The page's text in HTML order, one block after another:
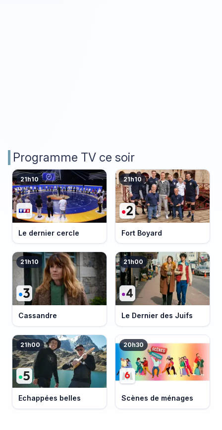
Programme TV ce soir
21h10
Le dernier cercle
21h10
Fort Boyard
21h10
Cassandre
21h00
Le Dernier des Juifs
21h00
Echappées belles
20h30
Scènes de ménages